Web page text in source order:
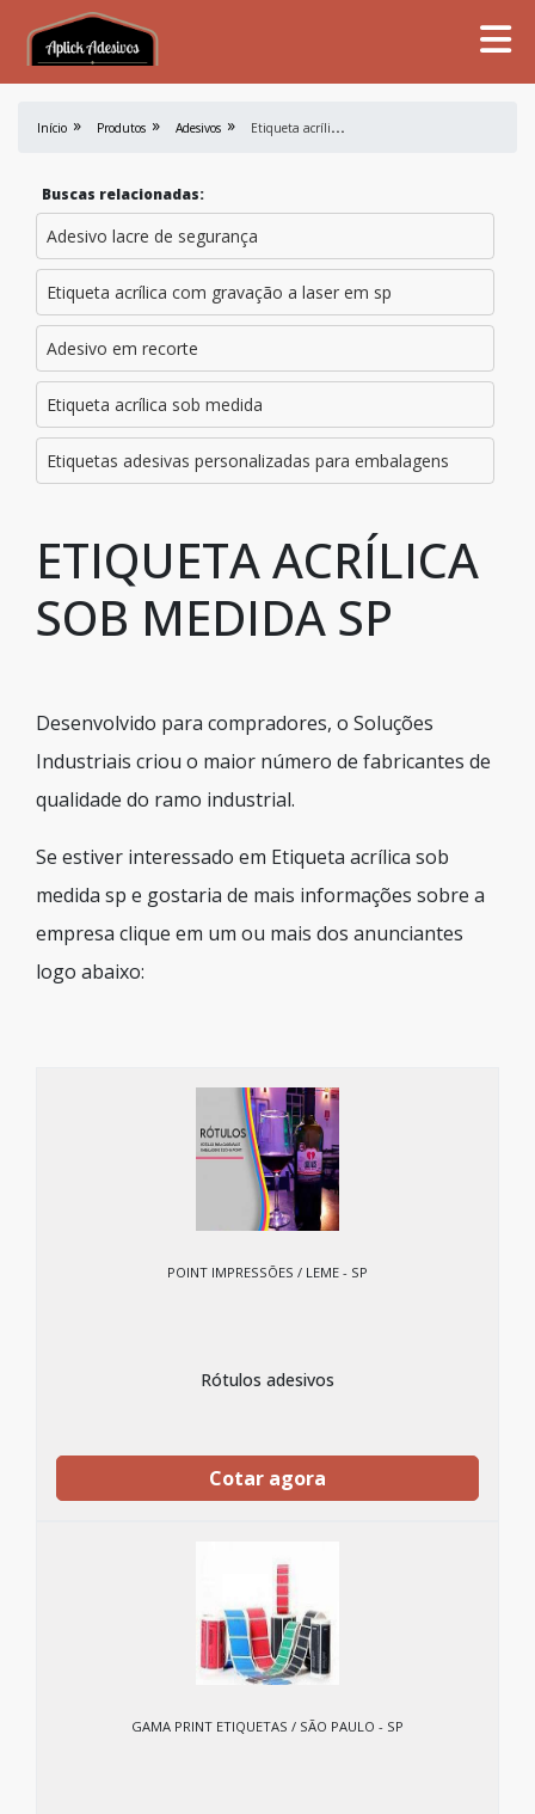
Início Produtos Adesivos E
tiqueta acrílica sob medida sp
Buscas relacionadas:
Adesivo lacre de segurança
Etiqueta acrílica com gravação a laser em sp
Adesivo em recorte
Etiqueta acrílica sob medida
Etiquetas adesivas personalizadas para embalagens
ETIQUETA ACRÍLICA
SOB MEDIDA SP
Desenvolvido para compradores, o Soluções
Industriais criou o maior número de fabricantes de
qualidade do ramo industrial.
Se estiver interessado em Etiqueta acrílica sob
medida sp e gostaria de mais informações sobre a
empresa clique em um ou mais dos anunciantes
logo abaixo:
POINT IMPRESSÕES / LEME - SP
Rótulos adesivos
Cotar agora
GAMA PRINT ETIQUETAS / SÃO PAULO - SP